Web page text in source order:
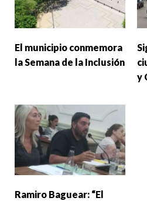
El municipio conmemora
la Semana de la Inclusión
y
Ramiro Baguear: “El